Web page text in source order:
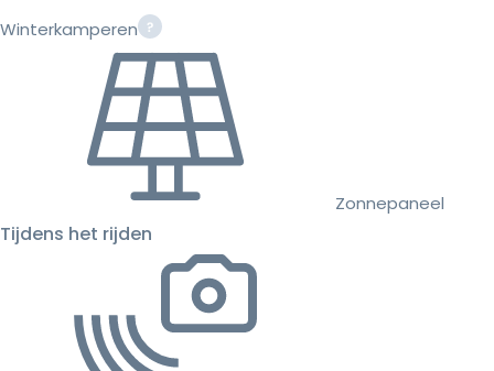
Winterkamperen
Zonnepaneel
Tijdens het rijden